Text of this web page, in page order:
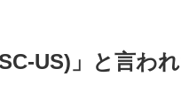
US)」と言わ